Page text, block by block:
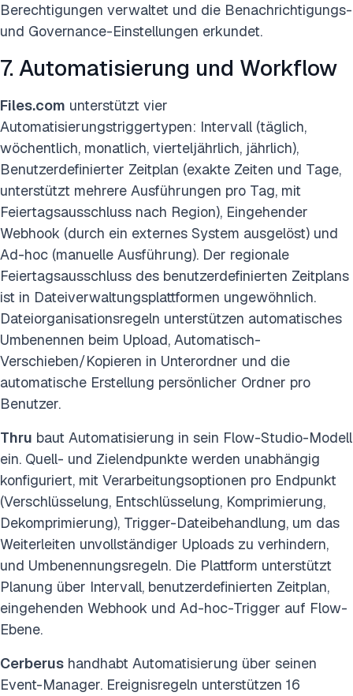
Berechtigungen verwaltet und die Benachrichtigungs-
und Governance-Einstellungen erkundet.
7. Automatisierung und Workflow
Files.com unterstützt vier
Automatisierungstriggertypen: Intervall (täglich,
wöchentlich, monatlich, vierteljährlich, jährlich),
Benutzerdefinierter Zeitplan (exakte Zeiten und Tage,
unterstützt mehrere Ausführungen pro Tag, mit
Feiertagsausschluss nach Region), Eingehender
Webhook (durch ein externes System ausgelöst) und
Ad-hoc (manuelle Ausführung). Der regionale
Feiertagsausschluss des benutzerdefinierten Zeitplans
ist in Dateiverwaltungsplattformen ungewöhnlich.
Dateiorganisationsregeln unterstützen automatisches
Umbenennen beim Upload, Automatisch-
Verschieben/Kopieren in Unterordner und die
automatische Erstellung persönlicher Ordner pro
Benutzer.
Thru baut Automatisierung in sein Flow-Studio-Modell
ein. Quell- und Zielendpunkte werden unabhängig
konfiguriert, mit Verarbeitungsoptionen pro Endpunkt
(Verschlüsselung, Entschlüsselung, Komprimierung,
Dekomprimierung), Trigger-Dateibehandlung, um das
Weiterleiten unvollständiger Uploads zu verhindern,
und Umbenennungsregeln. Die Plattform unterstützt
Planung über Intervall, benutzerdefinierten Zeitplan,
eingehenden Webhook und Ad-hoc-Trigger auf Flow-
Ebene.
Cerberus handhabt Automatisierung über seinen
Event-Manager. Ereignisregeln unterstützen 16